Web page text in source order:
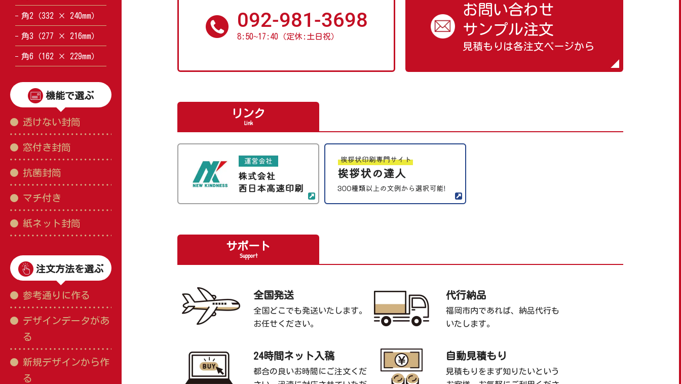
角2（332 × 240mm）
角3（277 × 216mm）
角6（162 × 229mm）
機能で選ぶ
透けない封筒
窓付き封筒
抗菌封筒
マチ付き
紙ネット封筒
注文方法を選ぶ
参考通りに作る
デザインデータがあ
る
新規デザインから作
る
092-981-3698
8:50~17:40（定休:土日祝）
お問い合わせ
サンプル注文
見積もりは各注文ページから
リンク
Link
サポート
Support
全国発送
全国どこでも発送いたします。
お任せください。
代行納品
福岡市内であれば、納品代行も
いたします。
24時間ネット入稿
都合の良いお時間にご注文くだ
自動見積もり
見積もりをまず知りたいという